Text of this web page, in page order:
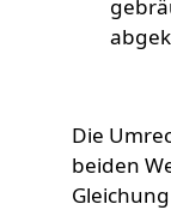
Die
beiden